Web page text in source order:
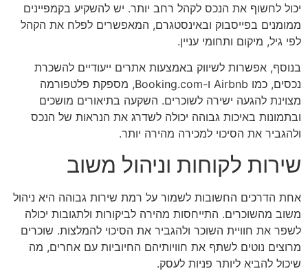
יכול לחשוף את הנכס לקהל רחב יותר. יש להשקיע בקמפיינים
ממומנים בפייסבוק ובאינסטגרם, המאפשרים לפלח את הקהל
לפי גיל, מיקום ותחומי עניין.
בנוסף, אפשרות לשיווק באמצעות אתרים ייעודיים להשכרת
נכסים, כמו Airbnb ו-Booking.com, מספקת פלטפורמה
מצוינת להגעה ישירה לשוכרים. השקעה בתיאורים מושכים
ובתמונות באיכות גבוהה יכולה לשדרג את הנראות של הנכס
ולהגביר את הסיכוי למכירה מהירה יותר.
שירות לקוחות וניהול משוב
אחת הדרכים החשובות לשמור על רמת שירות גבוהה היא ניהול
משוב מהשוכרים. התייחסות מהירה לביקורות ולתגובות יכולה
לשפר את חוויית השוכר ולהגביר את הסיכוי להמלצות. שוכרים
מרוצים נוטים לשתף את חוויותיהם החיוביות עם אחרים, מה
שיכול להביא ליותר פניות לעסק.